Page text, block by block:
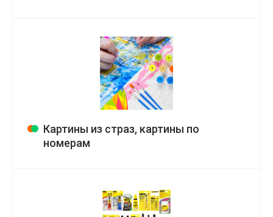
Картины из страз, картины по
номерам